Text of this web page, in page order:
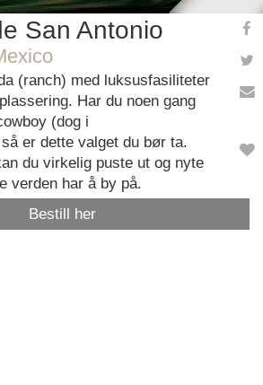
San Antonio
(ranch) med luksusfasiliteter
Har du noen gang
(dog i
er dette valget du bør ta.
du virkelig puste ut og nyte
verden har å by på.
Bestill her